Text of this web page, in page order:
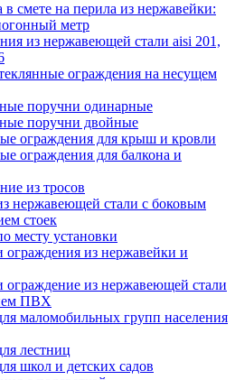
в смете на перила из нержавейки:
метр
из нержавеющей стали aisi 201,
ограждения на несущем
поручни одинарные
поручни двойные
ограждения для крыш и кровли
ограждения для балкона и
из тросов
нержавеющей стали с боковым
стоек
месту установки
ограждения из нержавейки и
ограждение из нержавеющей стали
ПВХ
маломобильных групп населения
лестниц
школ и детских садов